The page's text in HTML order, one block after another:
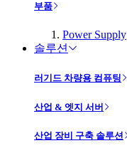
부품
Power Supply
솔루션
러기드 차량용 컴퓨팅
산업 & 엣지 서버
산업 장비 구축 솔루션